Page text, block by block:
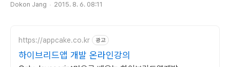
Dokon Jang 2015. 8. 6. 08:11
https://appcake.co.kr 광고
하이브리드앱 개발 온라인강의